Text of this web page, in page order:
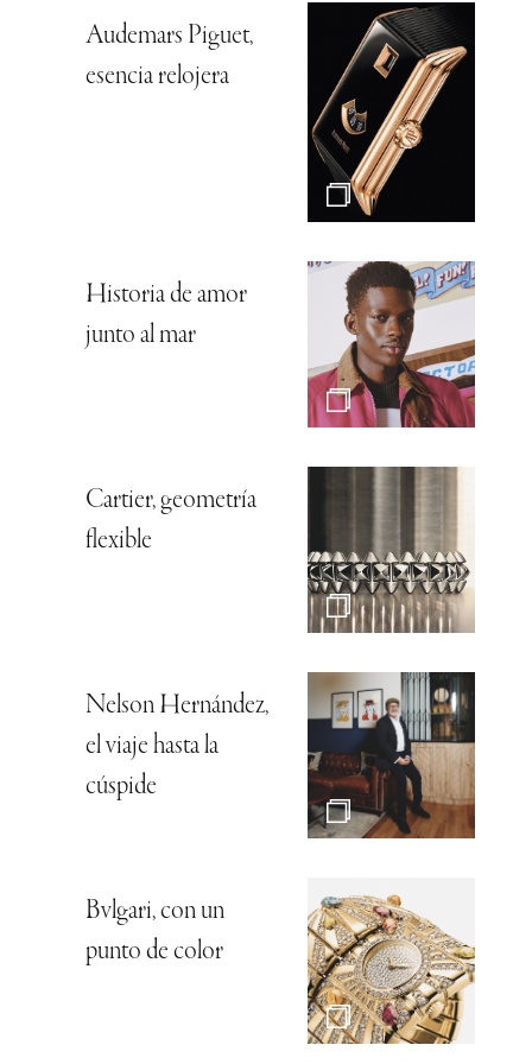
Audemars Piguet,
esencia relojera
Historia de amor
junto al mar
Cartier, geometría
flexible
Nelson Hernández,
el viaje hasta la
cúspide
Bvlgari, con un
punto de color